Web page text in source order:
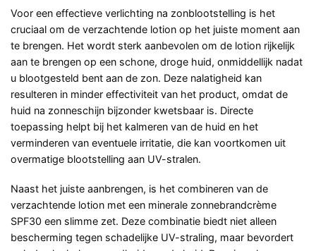
Voor een effectieve verlichting na zonblootstelling is het
cruciaal om de verzachtende lotion op het juiste moment aan
te brengen. Het wordt sterk aanbevolen om de lotion rijkelijk
aan te brengen op een schone, droge huid, onmiddellijk nadat
u blootgesteld bent aan de zon. Deze nalatigheid kan
resulteren in minder effectiviteit van het product, omdat de
huid na zonneschijn bijzonder kwetsbaar is. Directe
toepassing helpt bij het kalmeren van de huid en het
verminderen van eventuele irritatie, die kan voortkomen uit
overmatige blootstelling aan UV-stralen.
Naast het juiste aanbrengen, is het combineren van de
verzachtende lotion met een minerale zonnebrandcrème
SPF30 een slimme zet. Deze combinatie biedt niet alleen
bescherming tegen schadelijke UV-straling, maar bevordert